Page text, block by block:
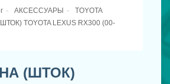
АКСЕССУАРЫ
TOYOTA
TOYOTA LEXUS RX300 (00-
(ШТОК)